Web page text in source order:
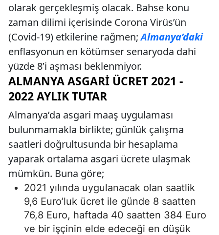
olarak gerçekleşmiş olacak. Bahse konu
zaman dilimi içerisinde Corona Virüs’ün
(Covid-19) etkilerine rağmen;Almanya’daki
enflasyonun en kötümser senaryoda dahi
yüzde 8’i aşması beklenmiyor.
ALMANYA ASGARI ÜCRET 2021 -
2022 AYLIK TUTAR
Almanya’da asgari maaş uygulaması
bulunmamakla birlikte; günlük çalışma
saatleri doğrultusunda bir hesaplama
yaparak ortalama asgari ücrete ulaşmak
mümkün. Buna göre;
2021 yılında uygulanacak olan saatlik
9,6 Euro’luk ücret ile günde 8 saatten
76,8 Euro, haftada 40 saatten 384 Euro
ve bir işçinin elde edeceği en düşük